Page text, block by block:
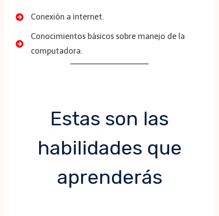
Conexión a internet.
Conocimientos básicos sobre manejo de la
computadora.
Estas son las
habilidades que
aprenderás